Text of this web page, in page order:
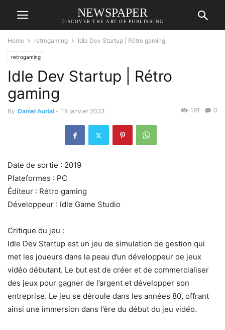
NEWSPAPER
DISCOVER THE ART OF PUBLISHING
Home retrogaming Idle Dev Startup | Rétro gaming
retrogaming
Idle Dev Startup | Rétro
gaming
By Daniel Aurial - 18 janvier 2023 0
191
Date de sortie : 2019
Plateformes : PC
Éditeur : Rétro gaming
Développeur : Idle Game Studio
Critique du jeu :
Idle Dev Startup est un jeu de simulation de gestion qui
met les joueurs dans la peau d’un développeur de jeux
vidéo débutant. Le but est de créer et de commercialiser
des jeux pour gagner de l’argent et développer son
entreprise. Le jeu se déroule dans les années 80, offrant
ainsi une immersion dans l’ère du début du jeu vidéo.